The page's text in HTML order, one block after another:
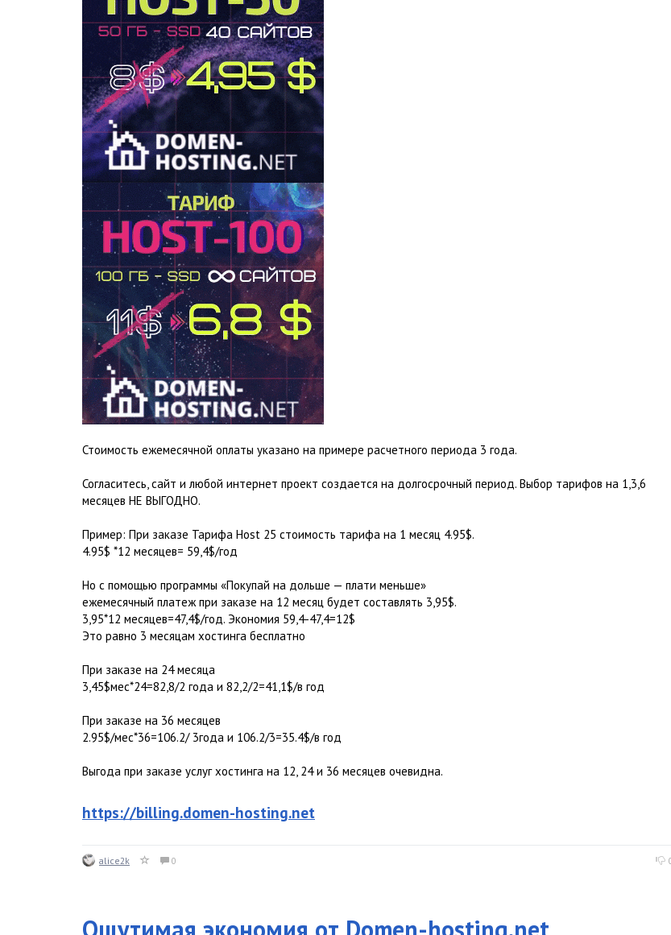
Стоимость ежемесячной оплаты указано на примере расчетного периода 3 года.
Согласитесь, сайт и любой интернет проект создается на долгосрочный период. Выбор тарифов на 1,3,6
месяцев НЕ ВЫГОДНО.
Пример: При заказе Тарифа Host 25 стоимость тарифа на 1 месяц 4.95$.
4.95$ *12 месяцев= 59,4$/год
Но с помощью программы «Покупай на дольше — плати меньше»
ежемесячный платеж при заказе на 12 месяц будет составлять 3,95$.
3,95*12 месяцев=47,4$/год. Экономия 59,4-47,4=12$
Это равно 3 месяцам хостинга бесплатно
При заказе на 24 месяца
3,45$мес*24=82,8/2 года и 82,2/2=41,1$/в год
При заказе на 36 месяцев
2.95$/мес*36=106.2/ 3года и 106.2/3=35.4$/в год
Выгода при заказе услуг хостинга на 12, 24 и 36 месяцев очевидна.
https://billing.domen-hosting.net
alice2k 0